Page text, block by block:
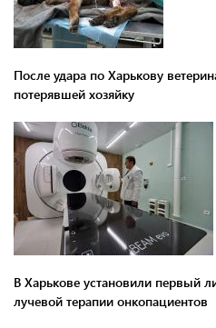
После удара по Харькову
потерявшей хозяйку
В Харькове установили первый
лучевой терапии онкопациентов